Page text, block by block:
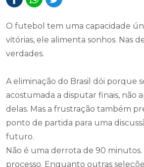
O futebol tem uma capacidade
vitórias, ele alimenta sonhos. Nas
verdades.
A eliminação do Brasil dói porque
acostumada a disputar finais, não
delas. Mas a frustração também
ponto de partida para uma
futuro.
Não é uma derrota de 90
processo. Enquanto outras